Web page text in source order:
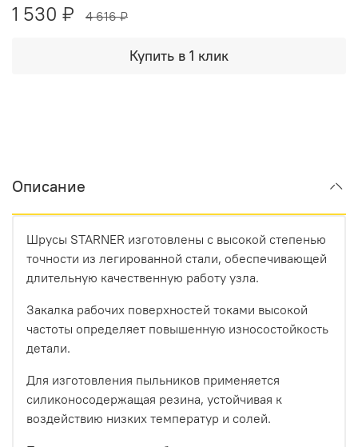
1 530 ₽ 4 616 ₽
Купить в 1 клик
Описание
Шрусы STARNER изготовлены с высокой степенью
точности из легированной стали, обеспечивающей
длительную качественную работу узла.
Закалка рабочих поверхностей токами высокой
частоты определяет повышенную износостойкость
детали.
Для изготовления пыльников применяется
силиконосодержащая резина, устойчивая к
воздействию низких температур и солей.